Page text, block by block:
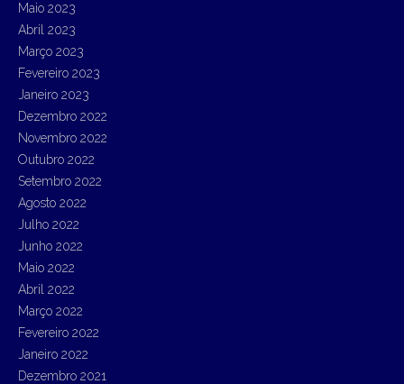
Maio 2023
Abril 2023
Março 2023
Fevereiro 2023
Janeiro 2023
Dezembro 2022
Novembro 2022
Outubro 2022
Setembro 2022
Agosto 2022
Julho 2022
Junho 2022
Maio 2022
Abril 2022
Março 2022
Fevereiro 2022
Janeiro 2022
Dezembro 2021